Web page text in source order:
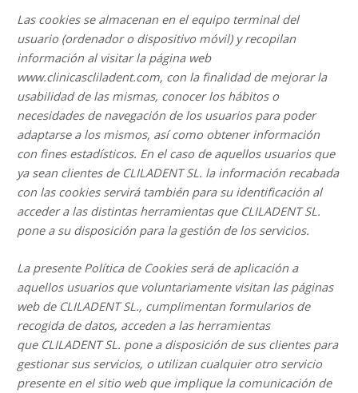
Las cookies se almacenan en el equipo terminal del
usuario (ordenador o dispositivo móvil) y recopilan
información al visitar la página web
www.clinicascliladent.com, con la finalidad de mejorar la
usabilidad de las mismas, conocer los hábitos o
necesidades de navegación de los usuarios para poder
adaptarse a los mismos, así como obtener información
con fines estadísticos. En el caso de aquellos usuarios que
ya sean clientes de CLILADENT SL. la información recabada
con las cookies servirá también para su identificación al
acceder a las distintas herramientas que CLILADENT SL.
pone a su disposición para la gestión de los servicios.
La presente Política de Cookies será de aplicación a
aquellos usuarios que voluntariamente visitan las páginas
web de CLILADENT SL., cumplimentan formularios de
recogida de datos, acceden a las herramientas
que CLILADENT SL. pone a disposición de sus clientes para
gestionar sus servicios, o utilizan cualquier otro servicio
presente en el sitio web que implique la comunicación de